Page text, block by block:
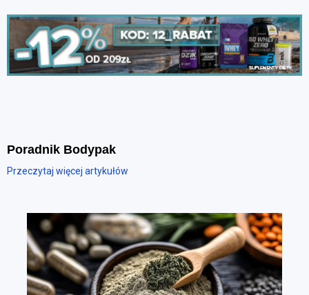
Poradnik Bodypak
Przeczytaj więcej artykułów